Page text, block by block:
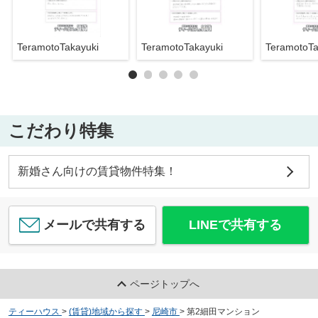
TeramotoTakayuki TeramotoTakayuki
こだわり特集
新婚さん向けの賃貸物件特集！
メールで共有する LINEで共有する
ページトップへ
ティーハウス > (賃貸)地域から探す > 尼崎市 > 第2細田マンション